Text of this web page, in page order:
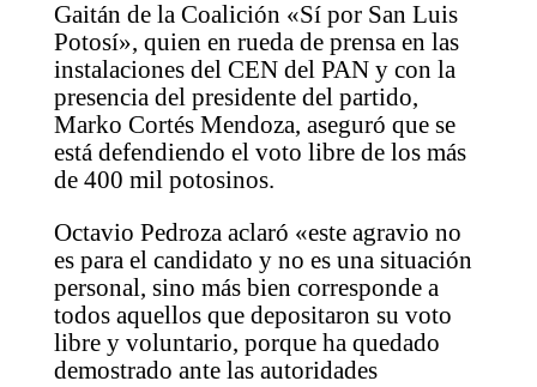
Gaitán de la Coalición «Sí por San Luis
Potosí», quien en rueda de prensa en las
instalaciones del CEN del PAN y con la
presencia del presidente del partido,
Marko Cortés Mendoza, aseguró que se
está defendiendo el voto libre de los más
de 400 mil potosinos.
Octavio Pedroza aclaró «este agravio no
es para el candidato y no es una situación
personal, sino más bien corresponde a
todos aquellos que depositaron su voto
libre y voluntario, porque ha quedado
demostrado ante las autoridades